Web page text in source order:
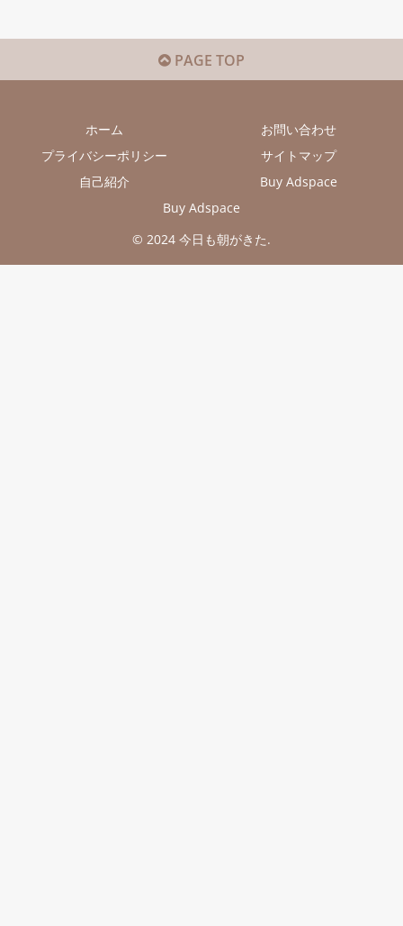
PAGE TOP
ホーム
お問い合わせ
プライバシーポリシー
サイトマップ
自己紹介
Buy Adspace
Buy Adspace
© 2024 今日も朝がきた.